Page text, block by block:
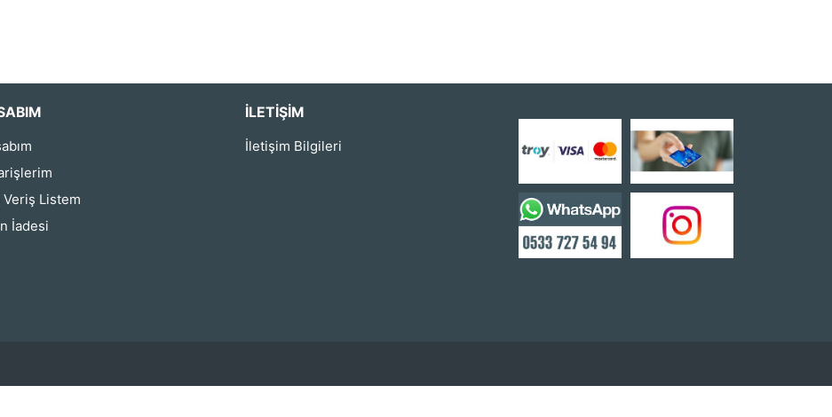
Veriş Listem
İadesi
İLETIŞIM
İletişim Bilgileri